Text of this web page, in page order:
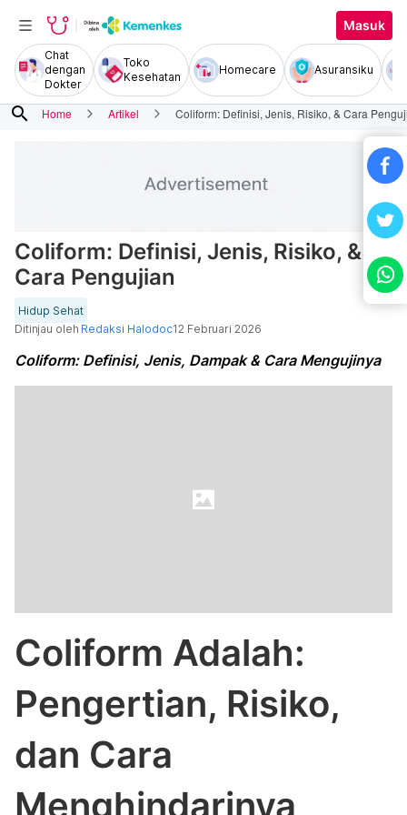
Masuk
Chat
dengan
Dokter
Toko
Kesehatan
Homecare Asuransiku
search Home Artikel Coliform: Definisi, Jenis, Risiko, & Cara
Coliform: Definisi, Jenis, Risiko, &
Cara Pengujian
Hidup Sehat
Ditinjau oleh Redaksi Halodoc12 Februari 2026
Coliform: Definisi, Jenis, Dampak & Cara Mengujinya
Coliform Adalah:
Pengertian, Risiko,
dan Cara
Menghindarinya